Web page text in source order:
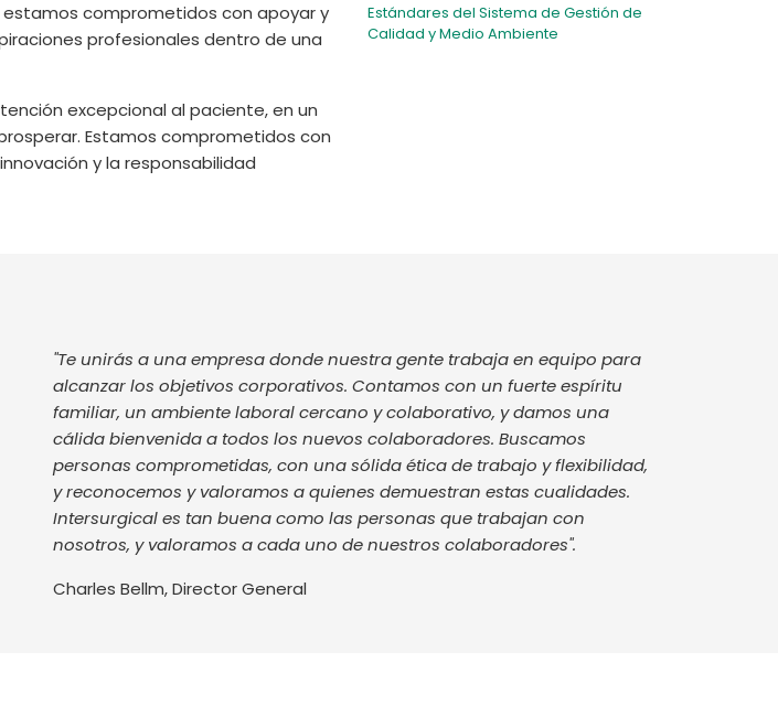
estamos comprometidos con apoyar y
profesionales dentro de una
excepcional al paciente, en un
Estamos comprometidos con
y la responsabilidad
Estándares del Sistema de Gestión de
Calidad y Medio Ambiente
"Te unirás a una empresa donde nuestra gente trabaja en equipo para
alcanzar los objetivos corporativos. Contamos con un fuerte espíritu
familiar, un ambiente laboral cercano y colaborativo, y damos una
cálida bienvenida a todos los nuevos colaboradores. Buscamos
personas comprometidas, con una sólida ética de trabajo y flexibilidad,
y reconocemos y valoramos a quienes demuestran estas cualidades.
Intersurgical es tan buena como las personas que trabajan con
nosotros, y valoramos a cada uno de nuestros colaboradores".
Charles Bellm, Director General